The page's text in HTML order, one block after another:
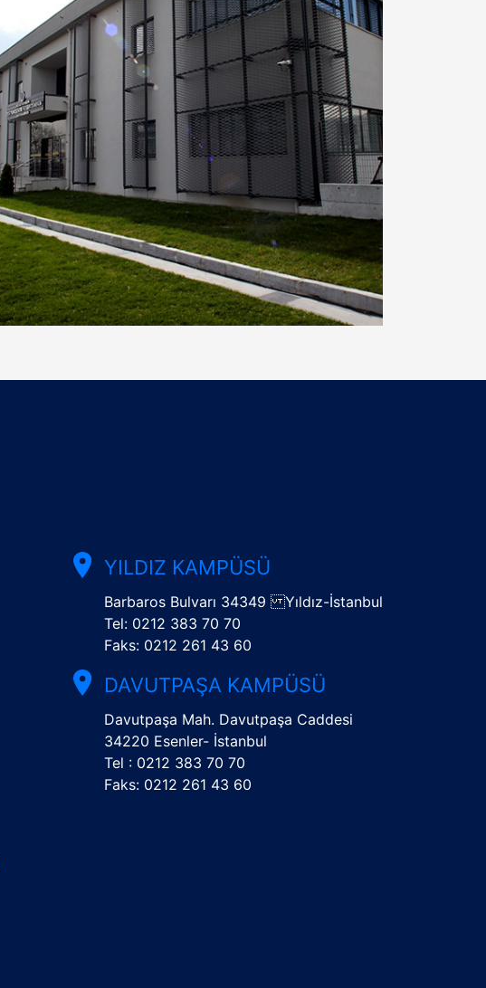
YILDIZ KAMPÜSÜ
Barbaros Bulvarı 34349 Yıldız-İstanbul
Tel: 0212 383 70 70
Faks: 0212 261 43 60
DAVUTPAŞA KAMPÜSÜ
Davutpaşa Mah. Davutpaşa Caddesi
34220 Esenler- İstanbul
Tel : 0212 383 70 70
Faks: 0212 261 43 60